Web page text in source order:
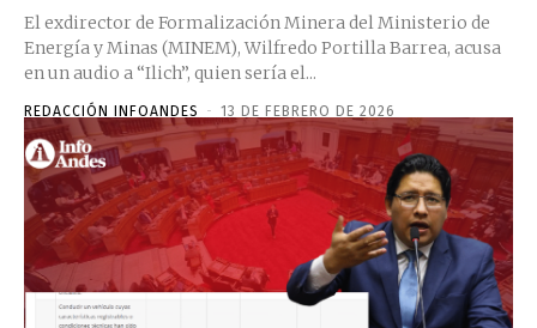
El exdirector de Formalización Minera del Ministerio de
Energía y Minas (MINEM), Wilfredo Portilla Barrea, acusa
en un audio a “Ilich”, quien sería el...
REDACCIÓN INFOANDES - 13 DE FEBRERO DE 2026